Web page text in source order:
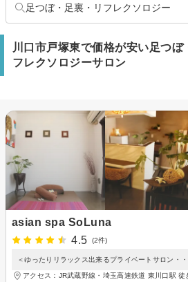
足つぼ・足裏・リフレクソロジー
川口市戸塚東で価格が安い足つぼ
フレクソロジーサロン
asian spa SoLuna
4.5
(2件)
＜ゆったりリラックス出来るプライベートサロン・
アクセス：JR武蔵野線・埼玉高速鉄道 東川口駅 徒